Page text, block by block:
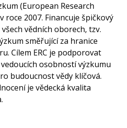
(European Research
roce 2007. Financuje špičkový
vědních oborech, tzv.
směřující za hranice
Cílem ERC je podporovat
osobností výzkumu
budoucnost vědy klíčová.
je vědecká kvalita